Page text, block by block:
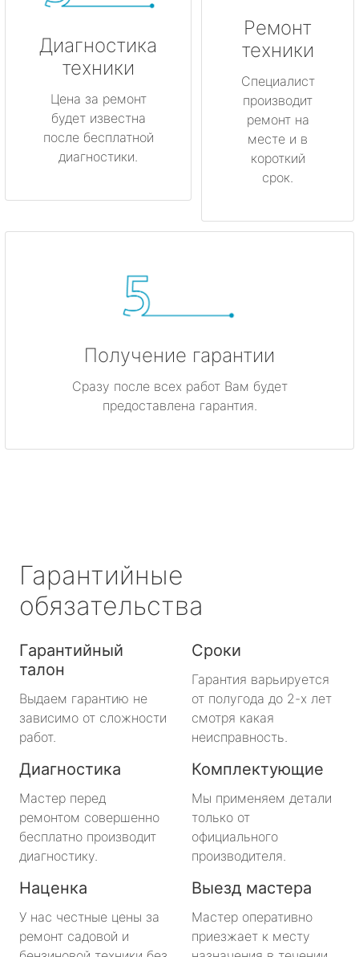
Диагностика
техники
Цена за ремонт
будет известна
после бесплатной
диагностики.
Ремонт
техники
Специалист
производит
ремонт на
месте и в
короткий
срок.
Получение гарантии
Сразу после всех работ Вам будет
предоставлена гарантия.
Гарантийные
обязательства
Гарантийный
талон
Выдаем гарантию не
зависимо от сложности
работ.
Сроки
Гарантия варьируется
от полугода до 2-х лет
смотря какая
неисправность.
Диагностика
Мастер перед
ремонтом совершенно
бесплатно производит
диагностику.
Комплектующие
Мы применяем детали
только от
официального
производителя.
Наценка
У нас честные цены за
ремонт садовой и
Выезд мастера
Мастер оперативно
приезжает к месту